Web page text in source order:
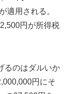
適用される。
円が所得税
るのはダルいか
円にそ